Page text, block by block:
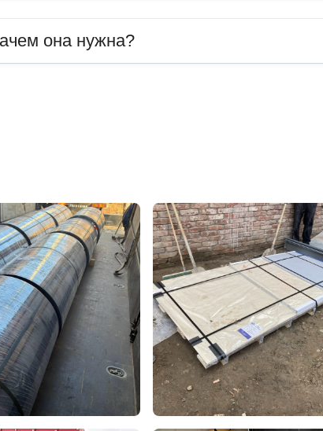
она нужна?